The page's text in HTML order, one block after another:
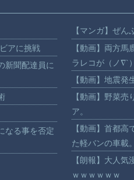
アに挑戦
聞配達員に
なる事を否定
【マンガ】ぜん
【動画】両方
ラレコが（ノ∇`）
【動画】地震
【動画】野菜
ア。
【動画】首都
た軽バンの車載。
【朗報】大人
ｗｗｗｗｗｗ